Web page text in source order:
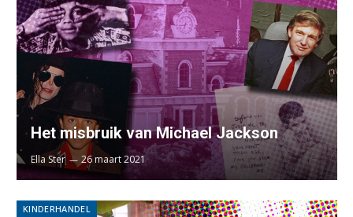
Het misbruik van Michael Jackson
Ella Ster 26 maart 2021
KINDERHANDEL